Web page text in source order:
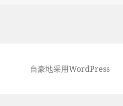
自豪地采用WordPress